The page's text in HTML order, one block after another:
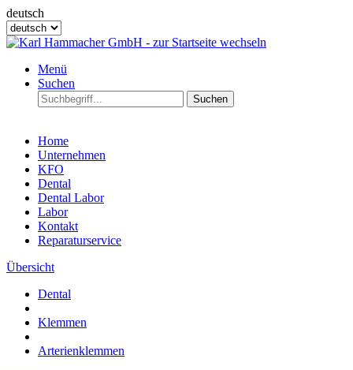
deutsch
Menü
Suchen
Suchen
Home
Unternehmen
KFO
Dental
Dental Labor
Labor
Kontakt
Reparaturservice
Übersicht
Dental
Klemmen
Arterienklemmen